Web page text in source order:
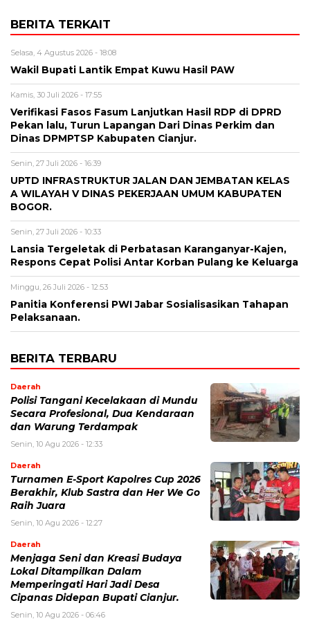
BERITA TERKAIT
Selasa, 4 Agustus 2026 - 18:08
Wakil Bupati Lantik Empat Kuwu Hasil PAW
Kamis, 30 Juli 2026 - 17:55
Verifikasi Fasos Fasum Lanjutkan Hasil RDP di DPRD
Pekan lalu, Turun Lapangan Dari Dinas Perkim dan
Dinas DPMPTSP Kabupaten Cianjur.
Senin, 27 Juli 2026 - 16:39
UPTD INFRASTRUKTUR JALAN DAN JEMBATAN KELAS
A WILAYAH V DINAS PEKERJAAN UMUM KABUPATEN
BOGOR.
Senin, 27 Juli 2026 - 10:33
Lansia Tergeletak di Perbatasan Karanganyar-Kajen,
Respons Cepat Polisi Antar Korban Pulang ke Keluarga
Minggu, 26 Juli 2026 - 12:53
Panitia Konferensi PWI Jabar Sosialisasikan Tahapan
Pelaksanaan.
BERITA TERBARU
Daerah
Polisi Tangani Kecelakaan di Mundu
Secara Profesional, Dua Kendaraan
dan Warung Terdampak
Senin, 10 Agu 2026 - 12:33
Daerah
Turnamen E-Sport Kapolres Cup 2026
Berakhir, Klub Sastra dan Her We Go
Raih Juara
Senin, 10 Agu 2026 - 12:27
Daerah
Menjaga Seni dan Kreasi Budaya
Lokal Ditampilkan Dalam
Memperingati Hari Jadi Desa
Cipanas Didepan Bupati Cianjur.
Senin, 10 Agu 2026 - 06:46